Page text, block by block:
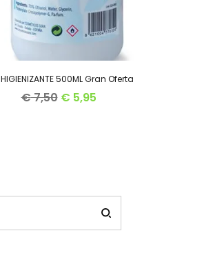
HIGIENIZANTE 500ML Gran Oferta
€7,50 € 5,95